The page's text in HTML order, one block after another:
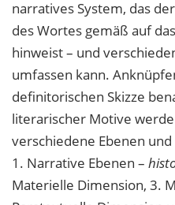
narratives System, das
des Wortes gemäß auf
hinweist – und
umfassen kann.
definitorischen Skizze
literarischer Motive
verschiedene Ebenen
1. Narrative Ebenen –
Materielle Dimension, 3.